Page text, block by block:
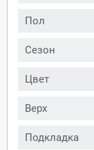
Пол
Сезон
Цвет
Верх
Подкладка